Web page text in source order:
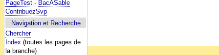
PageTest - BacASable
ContribuezSvp
Navigation et Recherche
Chercher
Index (toutes les pages de
la branche)